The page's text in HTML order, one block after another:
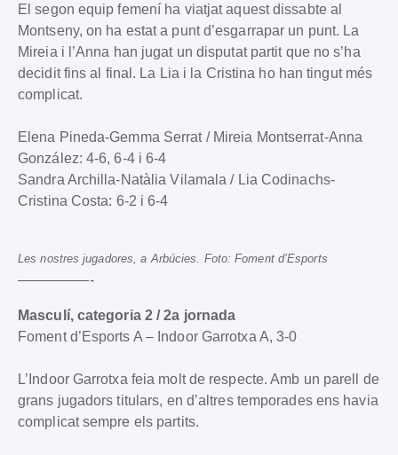
El segon equip femení ha viatjat aquest dissabte al
Montseny, on ha estat a punt d’esgarrapar un punt. La
Mireia i l’Anna han jugat un disputat partit que no s’ha
decidit fins al final. La Lia i la Cristina ho han tingut més
complicat.
Elena Pineda-Gemma Serrat / Mireia Montserrat-Anna
González: 4-6, 6-4 i 6-4
Sandra Archilla-Natàlia Vilamala / Lia Codinachs-
Cristina Costa: 6-2 i 6-4
Les nostres jugadores, a Arbúcies. Foto: Foment d’Esports
—————-
Masculí, categoria 2 / 2a jornada
Foment d’Esports A – Indoor Garrotxa A, 3-0
L’Indoor Garrotxa feia molt de respecte. Amb un parell de
grans jugadors titulars, en d’altres temporades ens havia
complicat sempre els partits.